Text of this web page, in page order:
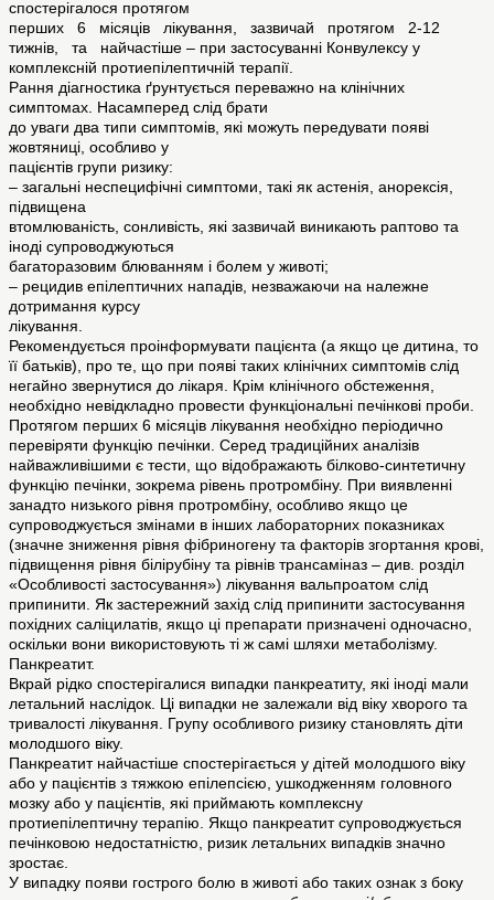
спостерігалося протягом
перших 6 місяців лікування, зазвичай протягом 2-12
тижнів, та найчастіше – при застосуванні Конвулексу у
комплексній протиепілептичній терапії.
Рання діагностика ґрунтується переважно на клінічних
симптомах. Насамперед слід брати
до уваги два типи симптомів, які можуть передувати появі
жовтяниці, особливо у
пацієнтів групи ризику:
– загальні неспецифічні симптоми, такі як астенія, анорексія,
підвищена
втомлюваність, сонливість, які зазвичай виникають раптово та
іноді супроводжуються
багаторазовим блюванням і болем у животі;
– рецидив епілептичних нападів, незважаючи на належне
дотримання курсу
лікування.
Рекомендується проінформувати пацієнта (а якщо це дитина, то
її батьків), про те, що при появі таких клінічних симптомів слід
негайно звернутися до лікаря. Крім клінічного обстеження,
необхідно невідкладно провести функціональні печінкові проби.
Протягом перших 6 місяців лікування необхідно періодично
перевіряти функцію печінки. Серед традиційних аналізів
найважливішими є тести, що відображають білково-синтетичну
функцію печінки, зокрема рівень протромбіну. При виявленні
занадто низького рівня протромбіну, особливо якщо це
супроводжується змінами в інших лабораторних показниках
(значне зниження рівня фібриногену та факторів згортання крові,
підвищення рівня білірубіну та рівнів трансаміназ – див. розділ
«Особливості застосування») лікування вальпроатом слід
припинити. Як застережний захід слід припинити застосування
похідних саліцилатів, якщо ці препарати призначені одночасно,
оскільки вони використовують ті ж самі шляхи метаболізму.
Панкреатит.
Вкрай рідко спостерігалися випадки панкреатиту, які іноді мали
летальний наслідок. Ці випадки не залежали від віку хворого та
тривалості лікування. Групу особливого ризику становлять діти
молодшого віку.
Панкреатит найчастіше спостерігається у дітей молодшого віку
або у пацієнтів з тяжкою епілепсією, ушкодженням головного
мозку або у пацієнтів, які приймають комплексну
протиепілептичну терапію. Якщо панкреатит супроводжується
печінковою недостатністю, ризик летальних випадків значно
зростає.
У випадку появи гострого болю в животі або таких ознак з боку